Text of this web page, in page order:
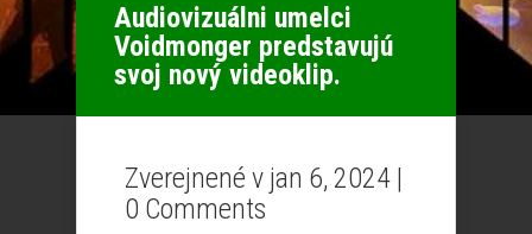
Audiovizuálni umelci
Voidmonger predstavujú
svoj nový videoklip.
Zverejnené v jan 6, 2024 |
0 Comments